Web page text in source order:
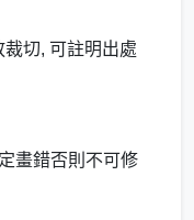
切, 可註明出處
畫錯否則不可修